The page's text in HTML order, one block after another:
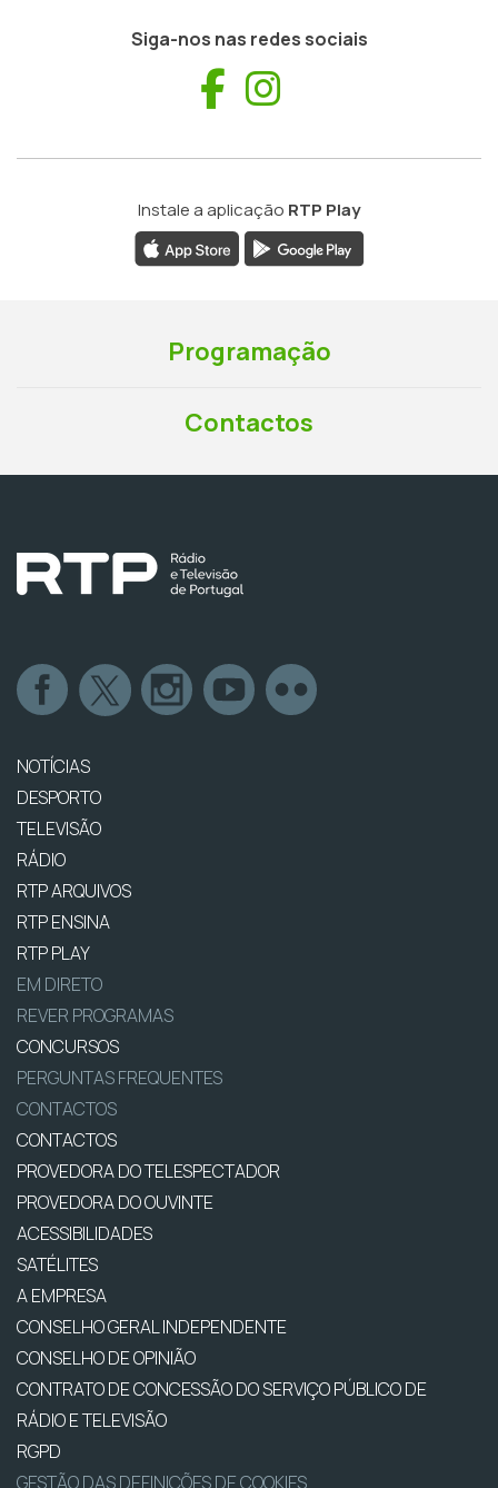
Siga-nos nas redes sociais
Facebook
Instale a aplicação RTP Play
Programação
Contactos
NOTÍCIAS
DESPORTO
TELEVISÃO
RÁDIO
RTP ARQUIVOS
RTP ENSINA
RTP PLAY
EM DIRETO
REVER PROGRAMAS
CONCURSOS
PERGUNTAS FREQUENTES
CONTACTOS
CONTACTOS
PROVEDORA DO TELESPECTADOR
PROVEDORA DO OUVINTE
ACESSIBILIDADES
SATÉLITES
A EMPRESA
CONSELHO GERAL INDEPENDENTE
CONSELHO DE OPINIÃO
CONTRATO DE CONCESSÃO DO SERVIÇO PÚBLICO DE
RÁDIO E TELEVISÃO
RGPD
GESTÃO DAS DEFINIÇÕES DE COOKIES